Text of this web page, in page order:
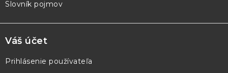
Slovník pojmov
Váš účet
Prihlásenie používateľa